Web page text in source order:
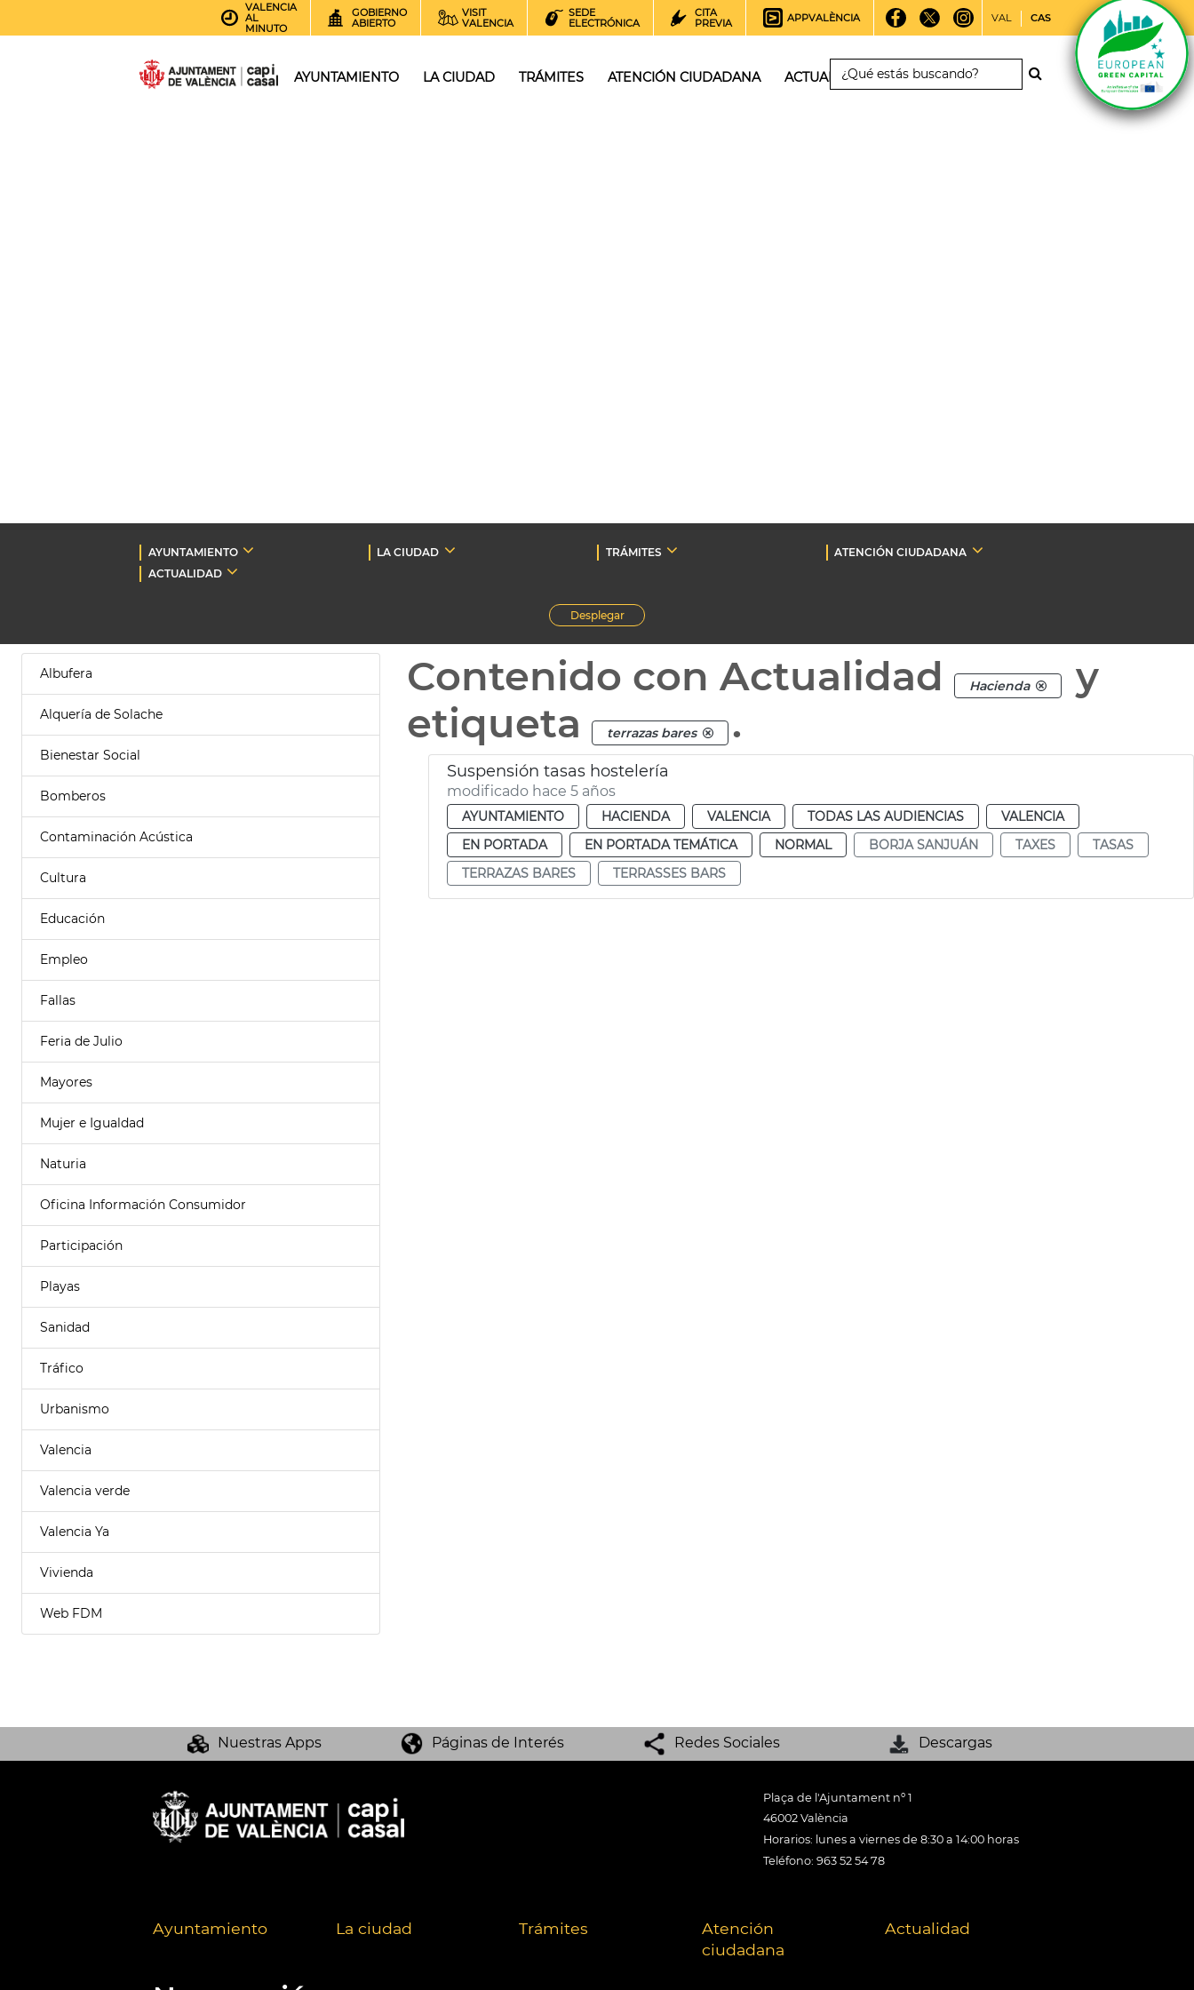
VALENCIA
AL
MINUTO
GOBIERNO
ABIERTO
VISIT
VALENCIA
SEDE
ELECTRÓNICA
CITA
PREVIA
APPVALÈNCIA VAL CAS
AYUNTAMIENTO LA CIUDAD TRÁMITES ATENCIÓN CIUDADANA ACTUALIDAD
AYUNTAMIENTO LA CIUDAD TRÁMITES
ATENCIÓN CIUDADANA
ACTUALIDAD
Desplegar
Albufera
Alquería de Solache
Bienestar Social
Bomberos
Contaminación Acústica
Cultura
Educación
Empleo
Fallas
Feria de Julio
Mayores
Mujer e Igualdad
Naturia
Oficina Información Consumidor
Participación
Playas
Sanidad
Tráfico
Urbanismo
Valencia
Valencia verde
Valencia Ya
Vivienda
Web FDM
Contenido con Actualidad Hacienda
y
etiqueta
terrazas bares .
Suspensión tasas hostelería
modificado hace 5 años
AYUNTAMIENTO HACIENDA VALENCIA TODAS LAS AUDIENCIAS
VALENCIA
EN PORTADA
EN PORTADA TEMÁTICA NORMAL BORJA SANJUÁN TAXES
TASAS
TERRAZAS BARES
TERRASSES BARS
Nuestras Apps Páginas de Interés Redes Sociales Descargas
Plaça de l'Ajuntament nº 1
46002 València
Horarios: lunes a viernes de 8:30 a 14:00 horas
Teléfono: 963 52 54 78
Ayuntamiento La ciudad Trámites
Atención
ciudadana
Actualidad